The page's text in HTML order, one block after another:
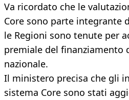
Va ricordato che le
Core sono parte integrante
le Regioni sono tenute per
premiale del finanziamento
nazionale.
Il ministero precisa che gli
sistema Core sono stati